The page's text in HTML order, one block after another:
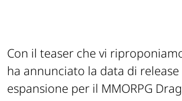
Con il teaser che vi
ha annunciato la data di
espansione per il MMORPG